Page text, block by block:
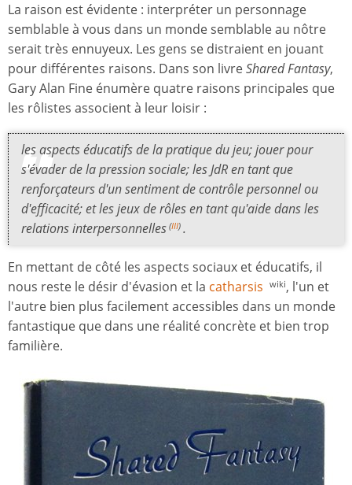
La raison est évidente : interpréter un personnage
semblable à vous dans un monde semblable au nôtre
serait très ennuyeux. Les gens se distraient en jouant
pour différentes raisons. Dans son livreShared Fantasy,
Gary Alan Fine énumère quatre raisons principales que
les rôlistes associent à leur loisir :
les aspects éducatifs de la pratique du jeu; jouer pour
s'évader de la pression sociale; les JdR en tant que
renforçateurs d'un sentiment de contrôle personnel ou
d'efficacité; et les jeux de rôles en tant qu'aide dans les
relations interpersonnelles (III) .
En mettant de côté les aspects sociaux et éducatifs, il
nous reste le désir d'évasion et la catharsis wiki, l'un et
l'autre bien plus facilement accessibles dans un monde
fantastique que dans une réalité concrète et bien trop
familière.